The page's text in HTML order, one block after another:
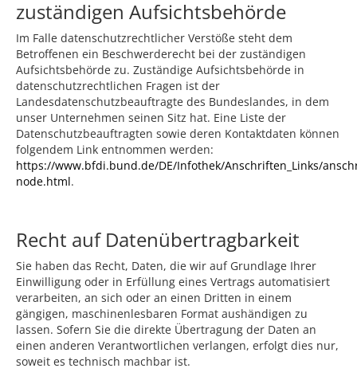
zuständigen Aufsichtsbehörde
Im Falle datenschutzrechtlicher Verstöße steht dem
Betroffenen ein Beschwerderecht bei der zuständigen
Aufsichtsbehörde zu. Zuständige Aufsichtsbehörde in
datenschutzrechtlichen Fragen ist der
Landesdatenschutzbeauftragte des Bundeslandes, in dem
unser Unternehmen seinen Sitz hat. Eine Liste der
Datenschutzbeauftragten sowie deren Kontaktdaten können
folgendem Link entnommen werden:
https://www.bfdi.bund.de/DE/Infothek/Anschriften_Links/
node.html.
Recht auf Datenübertragbarkeit
Sie haben das Recht, Daten, die wir auf Grundlage Ihrer
Einwilligung oder in Erfüllung eines Vertrags automatisiert
verarbeiten, an sich oder an einen Dritten in einem
gängigen, maschinenlesbaren Format aushändigen zu
lassen. Sofern Sie die direkte Übertragung der Daten an
einen anderen Verantwortlichen verlangen, erfolgt dies nur,
soweit es technisch machbar ist.